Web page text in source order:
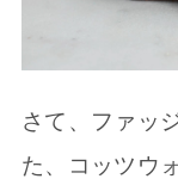
さて、ファッ
た、コッツウ